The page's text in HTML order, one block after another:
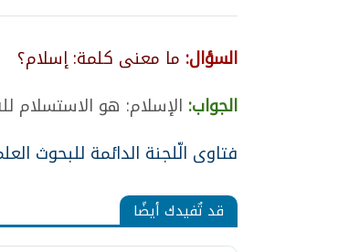
السؤال: ما معنى كلمة: إسلام؟
الجواب: الإسلام: هو الاستسلام
فتاوى الّلجنة الدائمة للبحوث العلمية
قد تٌفيدك أيضًا